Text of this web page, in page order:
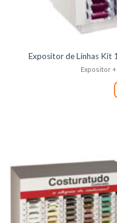
Expositor de Linhas Kit
Expositor